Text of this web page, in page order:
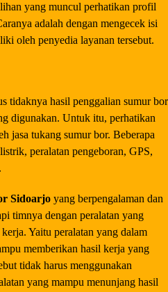
yang muncul perhatikan profil
adalah dengan mengecek isi
oleh penyedia layanan tersebut.
tidaknya hasil penggalian sumur bor
digunakan. Untuk itu, perhatikan
jasa tukang sumur bor. Beberapa
peralatan pengeboran, GPS,
Sidoarjo yang berpengalaman dan
timnya dengan peralatan yang
Yaitu peralatan yang dalam
memberikan hasil kerja yang
tidak harus menggunakan
yang mampu menunjang hasil